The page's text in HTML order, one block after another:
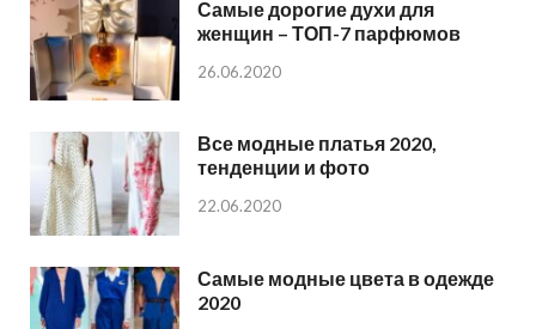
Самые дорогие духи для
женщин – ТОП-7 парфюмов
26.06.2020
Все модные платья 2020,
тенденции и фото
22.06.2020
Самые модные цвета в одежде
2020